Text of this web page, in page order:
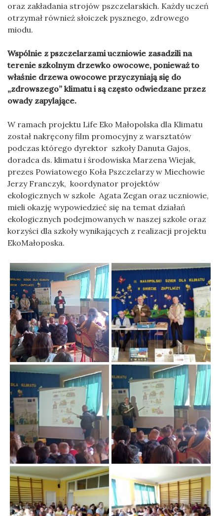
oraz zakładania strojów pszczelarskich. Każdy uczeń
otrzymał również słoiczek pysznego, zdrowego
miodu.
Wspólnie z pszczelarzami uczniowie zasadzili na
terenie szkolnym drzewko owocowe, ponieważ to
właśnie drzewa owocowe przyczyniają się do
„zdrowszego” klimatu i są często odwiedzane przez
owady zapylające.
W ramach projektu Life Eko Małopolska dla Klimatu
został nakręcony film promocyjny z warsztatów
podczas którego dyrektor szkoły Danuta Gajos,
doradca ds. klimatu i środowiska Marzena Wiejak,
prezes Powiatowego Koła Pszczelarzy w Miechowie
Jerzy Franczyk, koordynator projektów
ekologicznych w szkole Agata Zegan oraz uczniowie,
mieli okazję wypowiedzieć się na temat działań
ekologicznych podejmowanych w naszej szkole oraz
korzyści dla szkoły wynikających z realizacji projektu
EkoMałoposka.